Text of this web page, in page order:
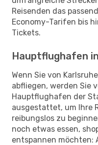
Reisenden das
Economy-Tarifen bis
Tickets.
Hauptflughafen
Wenn Sie von
abfliegen, werden Sie
Hauptflughafen der
ausgestattet, um Ihre
reibungslos zu
noch etwas essen,
entspannen möchten: